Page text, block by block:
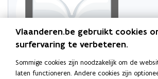
Probeer de pagina opnieuw te laden
Vlaanderen.be gebruikt cookies
surfervaring te verbeteren.
Sommige cookies zijn noodzakelijk om de
laten functioneren. Andere cookies zijn